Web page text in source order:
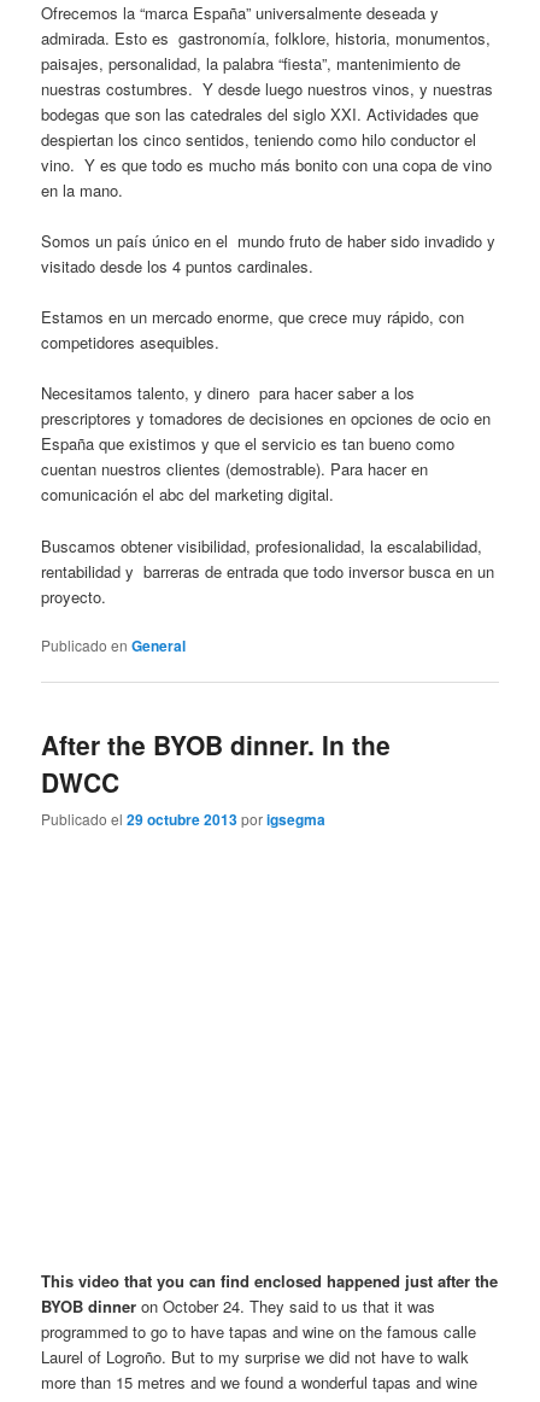
Ofrecemos la “marca España” universalmente deseada y
admirada. Esto es gastronomía, folklore, historia, monumentos,
paisajes, personalidad, la palabra “fiesta”, mantenimiento de
nuestras costumbres. Y desde luego nuestros vinos, y nuestras
bodegas que son las catedrales del siglo XXI. Actividades que
despiertan los cinco sentidos, teniendo como hilo conductor el
vino. Y es que todo es mucho más bonito con una copa de vino
en la mano.
Somos un país único en el mundo fruto de haber sido invadido y
visitado desde los 4 puntos cardinales.
Estamos en un mercado enorme, que crece muy rápido, con
competidores asequibles.
Necesitamos talento, y dinero para hacer saber a los
prescriptores y tomadores de decisiones en opciones de ocio en
España que existimos y que el servicio es tan bueno como
cuentan nuestros clientes (demostrable). Para hacer en
comunicación el abc del marketing digital.
Buscamos obtener visibilidad, profesionalidad, la escalabilidad,
rentabilidad y barreras de entrada que todo inversor busca en un
proyecto.
Publicado en General
After the BYOB dinner. In the
DWCC
Publicado el29 octubre 2013porigsegma
This video that you can find enclosed happened just after the
BYOB dinner on October 24. They said to us that it was
programmed to go to have tapas and wine on the famous calle
Laurel of Logroño. But to my surprise we did not have to walk
more than 15 metres and we found a wonderful tapas and wine